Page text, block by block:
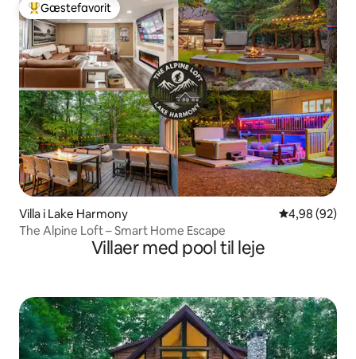
Bedste gæstefavorit
Gæstefavorit
Villa i Lake Harmony 4,98 ud af 5 i
4,98 (92)
The Alpine Loft – Smart Home Escape
Villaer med pool til leje